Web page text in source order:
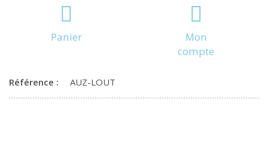
Panier
Mon
compte
Référence : AUZ-LOUT